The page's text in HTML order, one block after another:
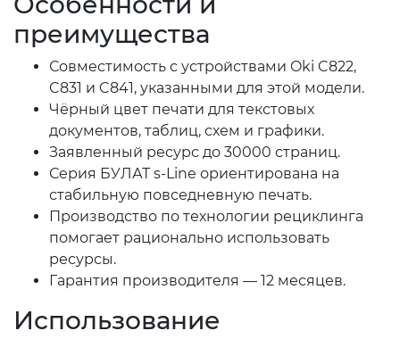
преимущества
Совместимость с устройствами Oki C822,
C831 и C841, указанными для этой модели.
Чёрный цвет печати для текстовых
документов, таблиц, схем и графики.
Заявленный ресурс до 30000 страниц.
Серия БУЛАТ s-Line ориентирована на
стабильную повседневную печать.
Производство по технологии рециклинга
помогает рационально использовать
ресурсы.
Гарантия производителя — 12 месяцев.
Использование